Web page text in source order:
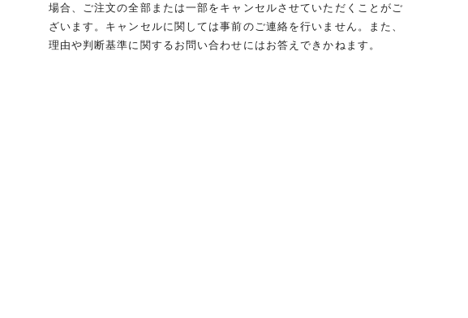
場合、ご注文の全部または一部をキャンセルさせていただくことがご
ざいます。キャンセルに関しては事前のご連絡を行いません。また、
理由や判断基準に関するお問い合わせにはお答えできかねます。